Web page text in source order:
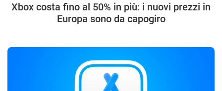
Xbox costa fino al 50% in più: i nuovi prezzi in
Europa sono da capogiro